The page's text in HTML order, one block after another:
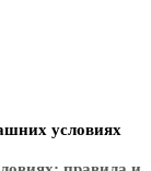
условиях